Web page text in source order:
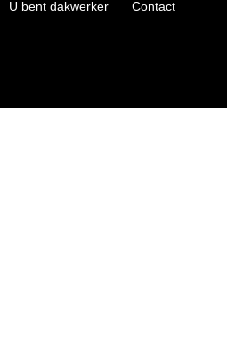
U bent dakwerker
Contact